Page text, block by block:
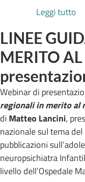
Leggi tutto
LINEE
MERITO
Webinar di
regionali in merito al
di Matteo Lancini,
nazionale sul tema
pubblicazioni
neuropsichiatra
livello dell’Ospedale